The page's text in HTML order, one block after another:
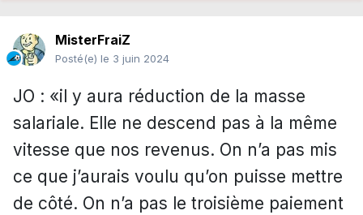
MisterFraiZ
Posté(e) le 3 juin 2024
JO : «il y aura réduction de la masse
salariale. Elle ne descend pas à la même
vitesse que nos revenus. On n’a pas mis
ce que j’aurais voulu qu’on puisse mettre
de côté. On n’a pas le troisième paiement